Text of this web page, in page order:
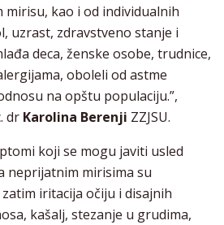
kao i od individualnih
uzrast, zdravstveno stanje i
deca, ženske osobe, trudnice,
oboleli od astme
na opštu populaciju.”,
dr Karolina Berenji ZZJSU.
koji se mogu javiti usled
neprijatnim mirisima su
iritacija očiju i disajnih
kašalj, stezanje u grudima,